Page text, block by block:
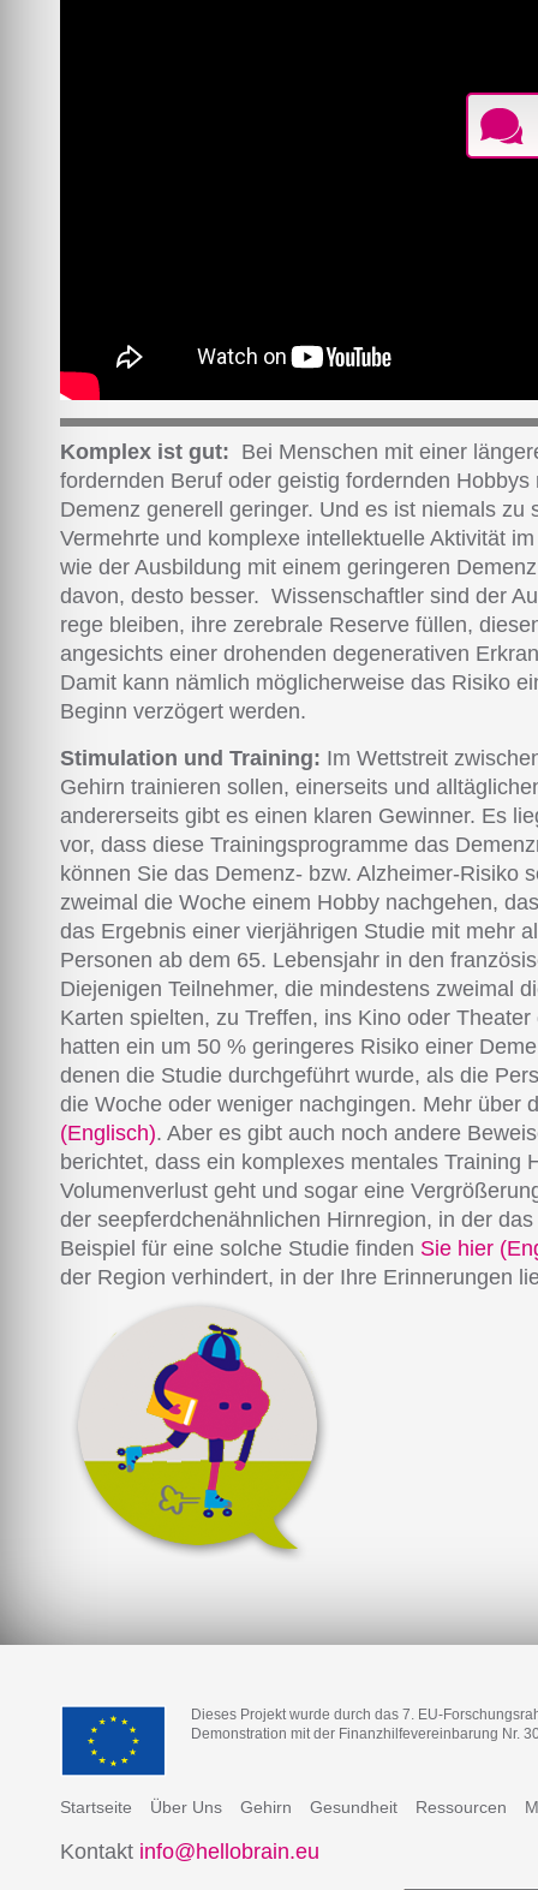
Komplex ist gut: Bei Menschen mit einer
fordernden Beruf oder geistig fordernden
Demenz generell geringer. Und es ist niemals zu
Vermehrte und komplexe intellektuelle Aktivität
wie der Ausbildung mit einem geringeren
davon, desto besser. Wissenschaftler sind der
rege bleiben, ihre zerebrale Reserve füllen,
angesichts einer drohenden degenerativen
Damit kann nämlich möglicherweise das Risiko
Beginn verzögert werden.
Stimulation und Training: Im Wettstreit
Gehirn trainieren sollen, einerseits und
andererseits gibt es einen klaren Gewinner. Es
vor, dass diese Trainingsprogramme das
können Sie das Demenz- bzw. Alzheimer-Risiko
zweimal die Woche einem Hobby nachgehen,
das Ergebnis einer vierjährigen Studie mit mehr
Personen ab dem 65. Lebensjahr in den
Diejenigen Teilnehmer, die mindestens zweimal
Karten spielten, zu Treffen, ins Kino oder
hatten ein um 50 % geringeres Risiko einer
denen die Studie durchgeführt wurde, als die
die Woche oder weniger nachgingen. Mehr über
(Englisch). Aber es gibt auch noch andere
berichtet, dass ein komplexes mentales Training
Volumenverlust geht und sogar eine
der seepferdchenähnlichen Hirnregion, in der
Beispiel für eine solche Studie finden Sie hier
der Region verhindert, in der Ihre Erinnerungen
Dieses Projekt wurde durch das 7. EU-
Demonstration mit der Finanzhilfevereinbarung Nr.
Startseite Über Uns Gehirn Gesundheit Ressourcen
Kontakt info@hellobrain.eu